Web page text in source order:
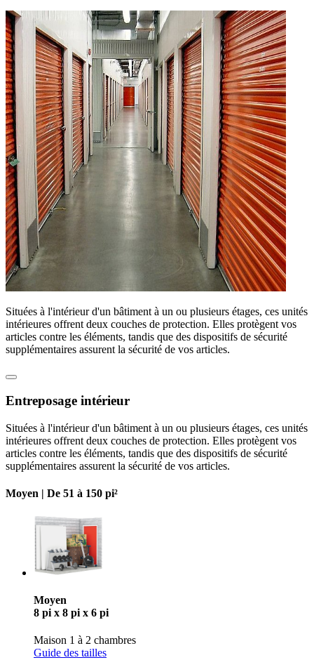
Situées à l'intérieur d'un bâtiment à un ou plusieurs étages, ces unités
intérieures offrent deux couches de protection. Elles protègent vos
articles contre les éléments, tandis que des dispositifs de sécurité
supplémentaires assurent la sécurité de vos articles.
Entreposage intérieur
Situées à l'intérieur d'un bâtiment à un ou plusieurs étages, ces unités
intérieures offrent deux couches de protection. Elles protègent vos
articles contre les éléments, tandis que des dispositifs de sécurité
supplémentaires assurent la sécurité de vos articles.
Moyen | De 51 à 150 pi²
Moyen
8 pi x 8 pi x 6 pi
Maison 1 à 2 chambres
Guide des tailles